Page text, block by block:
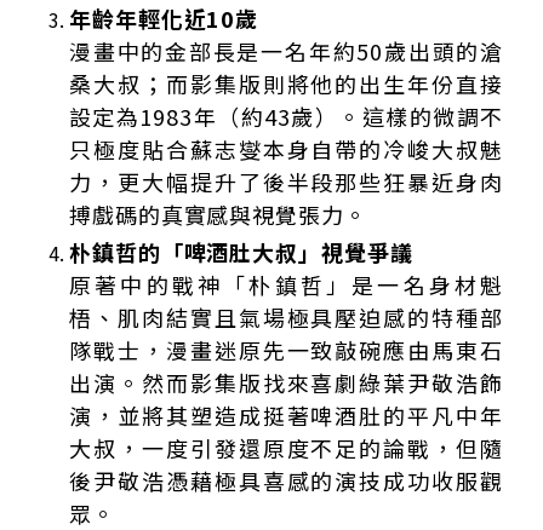
年齡年輕化近10歲
漫畫中的金部長是一名年約50歲出頭的滄
桑大叔；而影集版則將他的出生年份直接
設定為1983年（約43歲）。這樣的微調不
只極度貼合蘇志燮本身自帶的冷峻大叔魅
力，更大幅提升了後半段那些狂暴近身肉
搏戲碼的真實感與視覺張力。
朴鎮哲的「啤酒肚大叔」視覺爭議
原著中的戰神「朴鎮哲」是一名身材魁
梧、肌肉結實且氣場極具壓迫感的特種部
隊戰士，漫畫迷原先一致敲碗應由馬東石
出演。然而影集版找來喜劇綠葉尹敬浩飾
演，並將其塑造成挺著啤酒肚的平凡中年
大叔，一度引發還原度不足的論戰，但隨
後尹敬浩憑藉極具喜感的演技成功收服觀
眾。